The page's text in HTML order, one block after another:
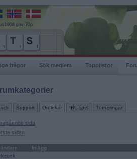
gav 70p
frågor Sök medlem Topplistor
Support Ordlekar IRL-spel Turneringar
sida
sidan
Inlägg